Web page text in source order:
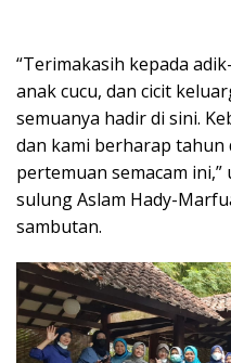
“Terimakasih kepada
anak cucu, dan cicit
semuanya hadir di sini.
dan kami berharap tahun
pertemuan semacam
sulung Aslam Hady-
sambutan.